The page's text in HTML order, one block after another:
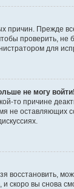
причин. Прежде
проверить,
для
не могу войти!
то причине
не оставляющих
восстановить,
и скоро вы снова